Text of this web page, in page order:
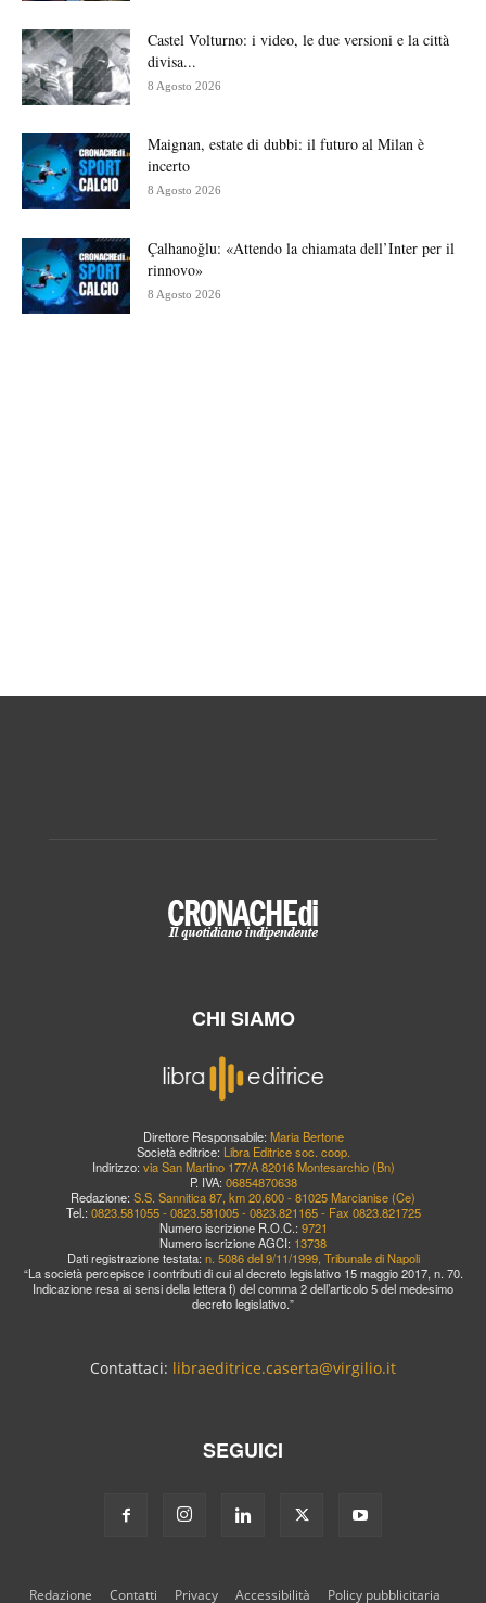
Castel Volturno: i video, le due versioni e la città
divisa...
8 Agosto 2026
Maignan, estate di dubbi: il futuro al Milan è
incerto
8 Agosto 2026
Çalhanoğlu: «Attendo la chiamata dell’Inter per il
rinnovo»
8 Agosto 2026
CHI SIAMO
Direttore Responsabile: Maria Bertone
Società editrice: Libra Editrice soc. coop.
Indirizzo: via San Martino 177/A 82016 Montesarchio (Bn)
P. IVA: 06854870638
Redazione: S.S. Sannitica 87, km 20,600 - 81025 Marcianise (Ce)
Tel.: 0823.581055 - 0823.581005 - 0823.821165 - Fax 0823.821725
Numero iscrizione R.O.C.: 9721
Numero iscrizione AGCI: 13738
Dati registrazione testata: n. 5086 del 9/11/1999, Tribunale di Napoli
“La società percepisce i contributi di cui al decreto legislativo 15 maggio 2017, n. 70.
Indicazione resa ai sensi della lettera f) del comma 2 dell’articolo 5 del medesimo
decreto legislativo.”
Contattaci: libraeditrice.caserta@virgilio.it
SEGUICI
Redazione Contatti Privacy Accessibilità Policy pubblicitaria